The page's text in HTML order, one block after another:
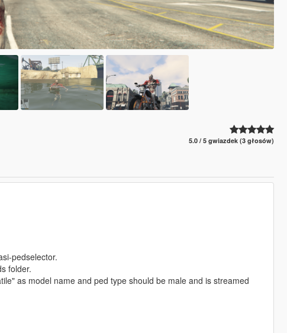
5.0 / 5 gwiazdek (3 głosów)
pedselector.
folder.
as model name and ped type should be male and is streamed